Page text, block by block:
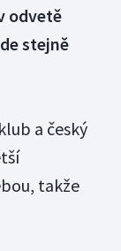
odvetě
stejně
a český
takže